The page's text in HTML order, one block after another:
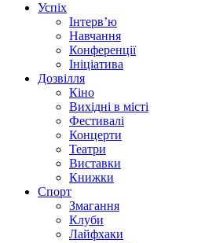
Успіх
Інтерв’ю
Навчання
Конференції
Ініціатива
Дозвілля
Кіно
Вихідні в місті
Фестивалі
Концерти
Театри
Виставки
Книжки
Спорт
Змагання
Клуби
Лайфхаки